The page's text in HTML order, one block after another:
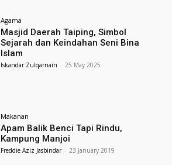
Agama
Masjid Daerah Taiping, Simbol
Sejarah dan Keindahan Seni Bina
Islam
Iskandar Zulqarnain - 25 May 2025
Makanan
Apam Balik Benci Tapi Rindu,
Kampung Manjoi
Freddie Aziz Jasbindar - 23 January 2019